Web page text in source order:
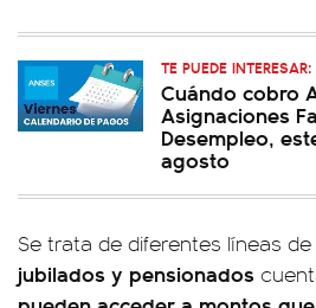
TE PUEDE INTERESAR:
Cuándo cobro
Asignaciones
Desempleo,
agosto
Se trata de diferentes líneas
jubilados y pensionados